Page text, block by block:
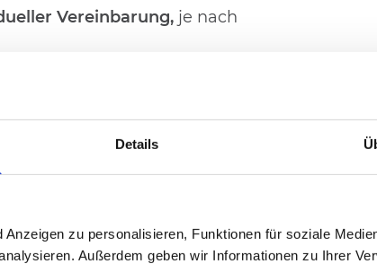
Details
zu personalisieren, Funktionen für soziale
Außerdem geben wir Informationen zu Ihrer
Vereinbarung, je nach
Lage